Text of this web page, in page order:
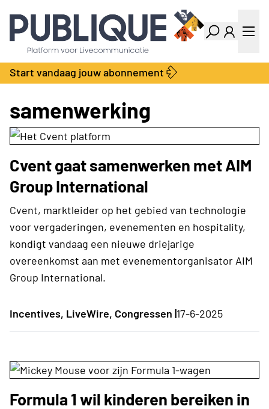
Industry Dashboard
Vacatures
Kalender
Producten
Bedrijvengids
Locatie Finder
Contact
Over ons
Adverteren
Abonnementen
Start vandaag jouw abonnement
samenwerking
Cvent gaat samenwerken met AIM
Group International
Cvent, marktleider op het gebied van technologie
voor vergaderingen, evenementen en hospitality,
kondigt vandaag een nieuwe driejarige
overeenkomst aan met evenementorganisator AIM
Group International.
Incentives, LiveWire, Congressen |17-6-2025
Formula 1 wil kinderen bereiken in